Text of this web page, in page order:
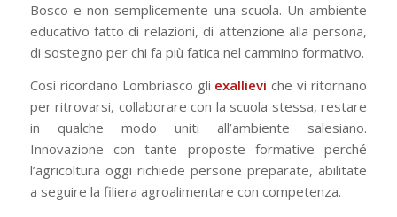
Bosco e non semplicemente una scuola. Un ambiente
educativo fatto di relazioni, di attenzione alla persona,
di sostegno per chi fa più fatica nel cammino formativo.
Così ricordano Lombriasco gli exallievi che vi ritornano
per ritrovarsi, collaborare con la scuola stessa, restare
in qualche modo uniti all’ambiente salesiano.
Innovazione con tante proposte formative perché
l’agricoltura oggi richiede persone preparate, abilitate
a seguire la filiera agroalimentare con competenza.